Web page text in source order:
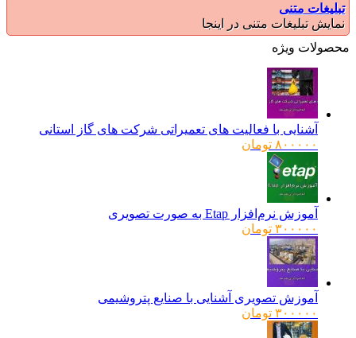
متنی
تبلیغات متنی در اینجا
ویژه
آشنایی با فعالیت های تعمیراتی شرکت های گاز استانی
۸۰۰۰۰۰ تومان
آموزش نرم‌افزار Etap به صورت تصویری
۳۰۰۰۰۰ تومان
آموزش تصویری آشنایی با صنایع پتروشیمی
۳۰۰۰۰۰ تومان